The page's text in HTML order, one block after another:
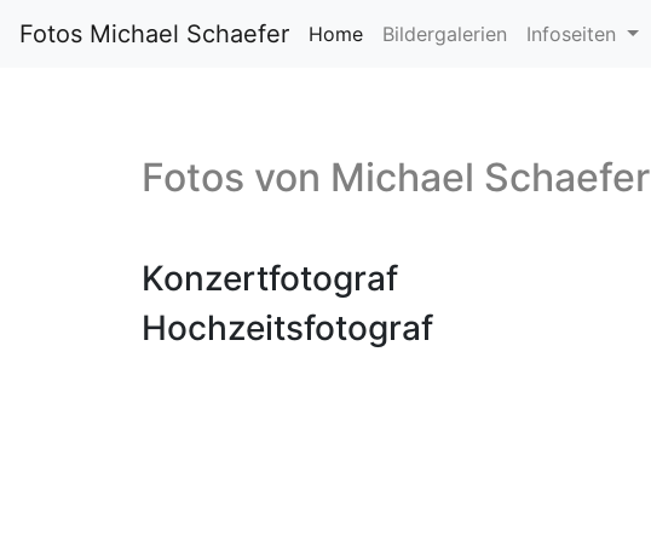
Fotos Michael Schaefer Home Bildergalerien Infoseiten
Fotos von Michael Schaefer
Konzertfotograf
Hochzeitsfotograf